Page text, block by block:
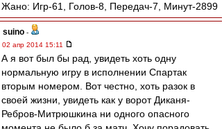
Жано: Игр-61, Голов-8, Передач-7, Минут-2899
suino -
02 апр 2014 15:11
А я вот был бы рад, увидеть хоть одну
нормальную игру в исполнении Спартак
вторым номером. Вот честно, хоть разок в
своей жизни, увидеть как у ворот Диканя-
Ребров-Митрюшкина ни одного опасного